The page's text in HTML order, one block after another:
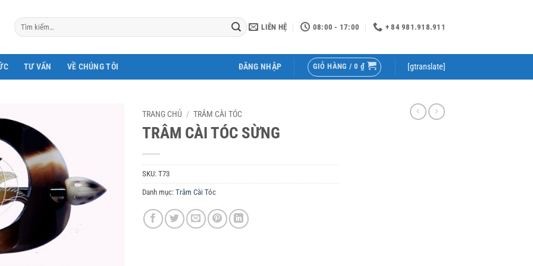
Tìm
kiếm:
LIÊN HỆ 08:00 - 17:00 + 84 981.918.911
TƯ VẤN VỀ CHÚNG TÔI ĐĂNG NHẬP GIỎ HÀNG / 0 ₫ [gtranslate]
TRANG CHỦ / TRÂM CÀI TÓC
TRÂM CÀI TÓC SỪNG
SKU: T73
Danh mục: Trâm Cài Tóc